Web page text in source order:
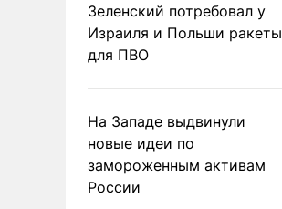
Зеленский потребовал у
Израиля и Польши ракеты
для ПВО
На Западе выдвинули
новые идеи по
замороженным активам
России